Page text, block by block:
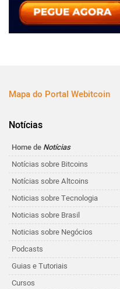
Mapa do Portal Webitcoin
Notícias
Home de Notícias
Notícias sobre Bitcoins
Notícias sobre Altcoins
Noticias sobre Tecnologia
Noticias sobre Brasil
Noticias sobre Negócios
Podcasts
Guias e Tutoriais
Cursos